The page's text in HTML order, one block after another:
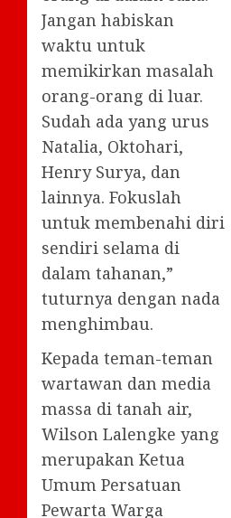
Jangan habiskan
waktu untuk
memikirkan masalah
orang-orang di luar.
Sudah ada yang urus
Natalia, Oktohari,
Henry Surya, dan
lainnya. Fokuslah
untuk membenahi diri
sendiri selama di
dalam tahanan,”
tuturnya dengan nada
menghimbau.
Kepada teman-teman
wartawan dan media
massa di tanah air,
Wilson Lalengke yang
merupakan Ketua
Umum Persatuan
Pewarta Warga